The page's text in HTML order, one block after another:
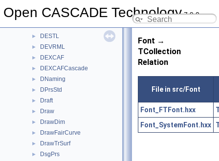
Open CASCADE Technology7.9.0
DEPLY
► DESTL
► DEVRML
► DEXCAF
► DEXCAFCascade
► DNaming
► DPrsStd
► Draft
► Draw
► DrawDim
► DrawFairCurve
► DrawTrSurf
► DsgPrs
Font →
TCollection
Relation
File in src/Font
Font_FTFont.hxx
Font_SystemFont.hxx